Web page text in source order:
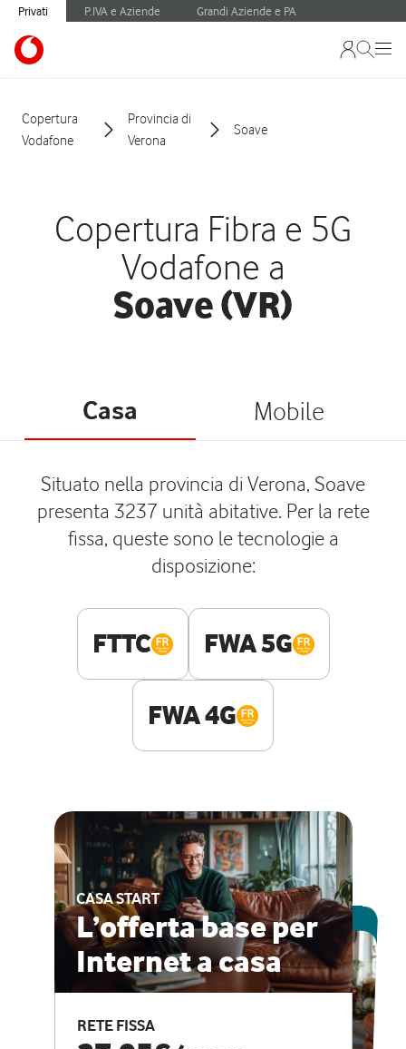
Privati P.IVA e Aziende Grandi Aziende e PA
Copertura
Vodafone
Provincia di
Verona
Soave
Copertura Fibra e 5G
Vodafone a
Soave (VR)
Casa Mobile
Situato nella provincia di Verona, Soave
presenta 3237 unità abitative. Per la rete
fissa, queste sono le tecnologie a
disposizione:
FTTC FWA 5G
FWA 4G
CASA START
L’offerta base per
Internet a casa
RETE FISSA
ESCLUSIVA ONLINE
CASA PRO
Internet veloce e